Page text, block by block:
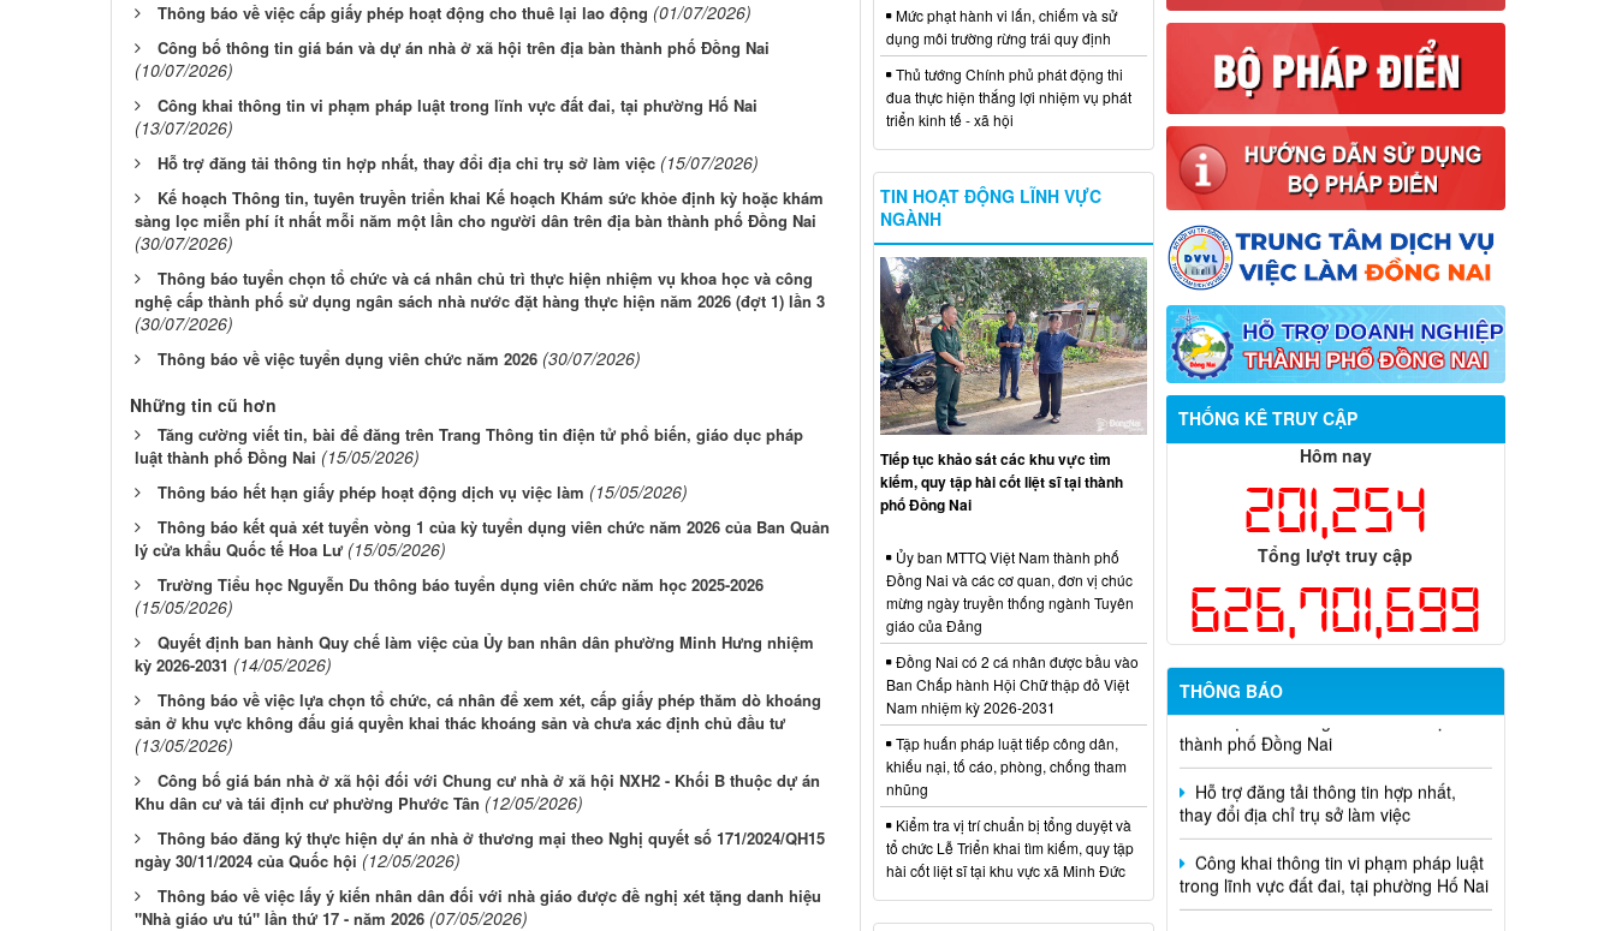
Thông báo về việc cấp giấy phép hoạt động cho thuê lại lao động (01/07/2026)
Công bố thông tin giá bán và dự án nhà ở xã hội trên địa bàn thành phố Đồng Nai
(10/07/2026)
Công khai thông tin vi phạm pháp luật trong lĩnh vực đất đai, tại phường Hố Nai
(13/07/2026)
Hỗ trợ đăng tải thông tin hợp nhất, thay đổi địa chỉ trụ sở làm việc (15/07/2026)
Kế hoạch Thông tin, tuyên truyền triển khai Kế hoạch Khám sức khỏe định kỳ hoặc khám
sàng lọc miễn phí ít nhất mỗi năm một lần cho người dân trên địa bàn thành phố Đồng Nai
(30/07/2026)
Thông báo tuyển chọn tổ chức và cá nhân chủ trì thực hiện nhiệm vụ khoa học và công
nghệ cấp thành phố sử dụng ngân sách nhà nước đặt hàng thực hiện năm 2026 (đợt 1) lần 3
(30/07/2026)
Thông báo về việc tuyển dụng viên chức năm 2026 (30/07/2026)
Những tin cũ hơn
Tăng cường viết tin, bài để đăng trên Trang Thông tin điện tử phổ biến, giáo dục pháp
luật thành phố Đồng Nai (15/05/2026)
Thông báo hết hạn giấy phép hoạt động dịch vụ việc làm (15/05/2026)
Thông báo kết quả xét tuyển vòng 1 của kỳ tuyển dụng viên chức năm 2026 của Ban Quản
lý cửa khẩu Quốc tế Hoa Lư (15/05/2026)
Trường Tiểu học Nguyễn Du thông báo tuyển dụng viên chức năm học 2025-2026
(15/05/2026)
Quyết định ban hành Quy chế làm việc của Ủy ban nhân dân phường Minh Hưng nhiệm
kỳ 2026-2031 (14/05/2026)
Thông báo về việc lựa chọn tổ chức, cá nhân để xem xét, cấp giấy phép thăm dò khoáng
sản ở khu vực không đấu giá quyền khai thác khoáng sản và chưa xác định chủ đầu tư
(13/05/2026)
Công bố giá bán nhà ở xã hội đối với Chung cư nhà ở xã hội NXH2 - Khối B thuộc dự án
Khu dân cư và tái định cư phường Phước Tân (12/05/2026)
Thông báo đăng ký thực hiện dự án nhà ở thương mại theo Nghị quyết số 171/2024/QH15
ngày 30/11/2024 của Quốc hội (12/05/2026)
Thông báo về việc lấy ý kiến nhân dân đối với nhà giáo được đề nghị xét tặng danh hiệu
"Nhà giáo ưu tú" lần thứ 17 - năm 2026 (07/05/2026)
THỐNG KÊ TRUY CẬP
Hôm nay
201,254
Tổng lượt truy cập
626,701,699
THÔNG BÁO
Thông báo về việc tuyển dụng viên
chức năm 2026
Thông báo tuyển chọn tổ chức và cá
nhân chủ trì thực hiện nhiệm vụ khoa
học và công nghệ cấp thành phố sử
dụng ngân sách nhà nước đặt hàng thực
hiện năm 2026 (đợt 1) lần 3
Kế hoạch Thông tin, tuyên truyền triển
khai Kế hoạch Khám sức khỏe định kỳ
năm một lần cho người dân trên địa bàn
thành phố Đồng Nai
Hỗ trợ đăng tải thông tin hợp nhất,
thay đổi địa chỉ trụ sở làm việc
Công khai thông tin vi phạm pháp luật
trong lĩnh vực đất đai, tại phường Hố Nai
Mức phạt hành vi lấn, chiếm và sử
dụng môi trường rừng trái quy định
Thủ tướng Chính phủ phát động thi
đua thực hiện thắng lợi nhiệm vụ phát
triển kinh tế - xã hội
TIN HOẠT ĐỘNG LĨNH VỰC
NGÀNH
Tiếp tục khảo sát các khu vực tìm
kiếm, quy tập hài cốt liệt sĩ tại thành
phố Đồng Nai
Ủy ban MTTQ Việt Nam thành phố
Đồng Nai và các cơ quan, đơn vị chúc
mừng ngày truyền thống ngành Tuyên
giáo của Đảng
Đồng Nai có 2 cá nhân được bầu vào
Ban Chấp hành Hội Chữ thập đỏ Việt
Nam nhiệm kỳ 2026-2031
Tập huấn pháp luật tiếp công dân,
khiếu nại, tố cáo, phòng, chống tham
nhũng
Kiểm tra vị trí chuẩn bị tổng duyệt và
tổ chức Lễ Triển khai tìm kiếm, quy tập
hài cốt liệt sĩ tại khu vực xã Minh Đức